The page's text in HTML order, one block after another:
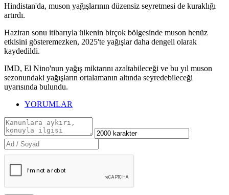
Hindistan'da, muson yağışlarının düzensiz seyretmesi de kuraklığı
artırdı.
Haziran sonu itibarıyla ülkenin birçok bölgesinde muson henüz
etkisini gösteremezken, 2025'te yağışlar daha dengeli olarak
kaydedildi.
IMD, El Nino'nun yağış miktarını azaltabileceği ve bu yıl muson
sezonundaki yağışların ortalamanın altında seyredebileceği
uyarısında bulundu.
YORUMLAR